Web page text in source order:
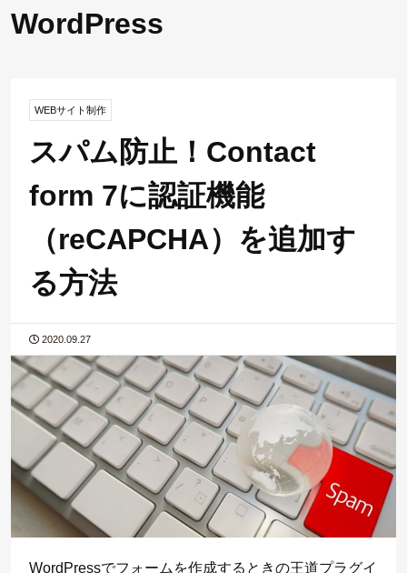
WordPress
WEBサイト制作
スパム防止！Contact
form 7に認証機能
（reCAPCHA）を追加す
る方法
2020.09.27
WordPressでフォームを作成するときの王道プラグイ